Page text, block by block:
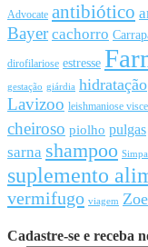
Advocate antibiótico
Bayer cachorro
dirofilariose estresse
gestação giárdia hidratação
Lavizoo leishmaniose
cheiroso piolho pulgas
sarna shampoo
suplemento
vermifugo viagem
Cadastre-se e receba